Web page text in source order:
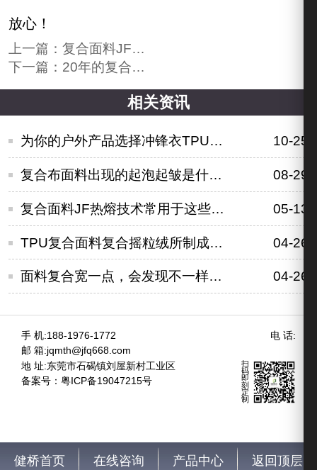
放心！
上一篇： 复合面料JF热熔技术常用于这些领域
下一篇： 20年的复合面料加工经验有什么优势
相关资讯
为你的户外产品选择冲锋衣TPU复合布不受雨水的侵入 10-25
复合布面料出现的起泡起皱是什么导致的？ 08-29
复合面料JF热熔技术常用于这些领域 05-13
TPU复合面料复合摇粒绒所制成的冲锋衣好在哪里？ 04-26
面料复合宽一点，会发现不一样的世界 04-26
手 机:188-1976-1772
电 话:
邮 箱:jqmth@jfq668.com
地 址:东莞市石碣镇刘屋新村工业区
备案号： 粤ICP备19047215号
扫
码
即
刻
定
制
健桥首页 在线咨询 产品中心 返回顶层